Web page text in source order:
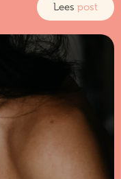
Lees post